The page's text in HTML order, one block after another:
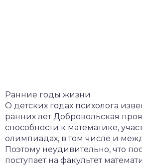
Ранние годы жизни
О детских годах психолога
ранних лет Добровольская
способности к математике,
олимпиадах, в том числе и
Поэтому неудивительно, что
поступает на факультет